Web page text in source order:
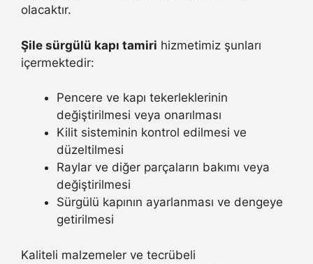
olacaktır.
Şile sürgülü kapı tamiri hizmetimiz şunları
içermektedir:
Pencere ve kapı tekerleklerinin
değiştirilmesi veya onarılması
Kilit sisteminin kontrol edilmesi ve
düzeltilmesi
Raylar ve diğer parçaların bakımı veya
değiştirilmesi
Sürgülü kapının ayarlanması ve dengeye
getirilmesi
Kaliteli malzemeler ve tecrübeli